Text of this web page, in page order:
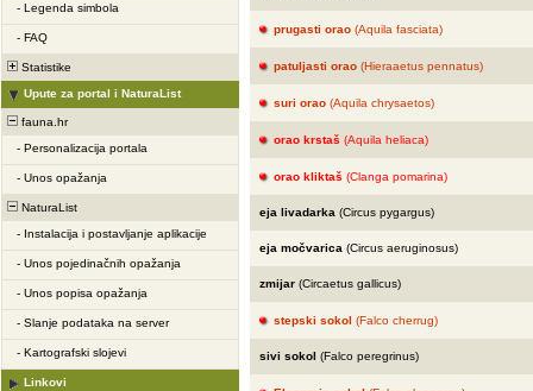
- Legenda simbola
- FAQ
Statistike
Upute za portal i NaturaList
fauna.hr
- Personalizacija portala
- Unos opažanja
NaturaList
- Instalacija i postavljanje aplikacije
- Unos pojedinačnih opažanja
- Unos popisa opažanja
- Slanje podataka na server
- Kartografski slojevi
Linkovi
prugasti orao (Aquila fasciata)
patuljasti orao (Hieraaetus pennatus)
suri orao (Aquila chrysaetos)
orao krstaš (Aquila heliaca)
orao kliktaš (Clanga pomarina)
eja livadarka (Circus pygargus)
eja močvarica (Circus aeruginosus)
zmijar (Circaetus gallicus)
stepski sokol (Falco cherrug)
sivi sokol (Falco peregrinus)